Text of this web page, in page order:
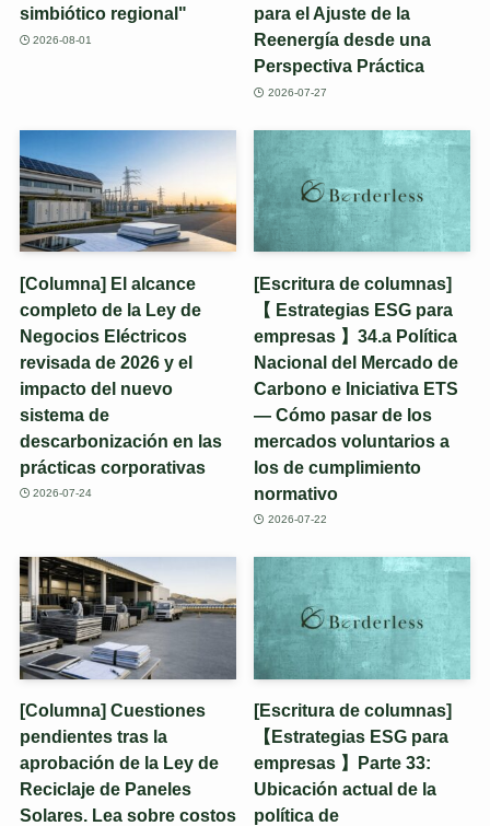
simbiótico regional"
2026-08-01
para el Ajuste de la
Reenergía desde una
Perspectiva Práctica
2026-07-27
[Columna] El alcance
completo de la Ley de
Negocios Eléctricos
revisada de 2026 y el
impacto del nuevo
sistema de
descarbonización en las
prácticas corporativas
2026-07-24
[Escritura de columnas]
【 Estrategias ESG para
empresas 】34.a Política
Nacional del Mercado de
Carbono e Iniciativa ETS
— Cómo pasar de los
mercados voluntarios a
los de cumplimiento
normativo
2026-07-22
[Columna] Cuestiones
pendientes tras la
aprobación de la Ley de
Reciclaje de Paneles
Solares. Lea sobre costos
[Escritura de columnas]
【Estrategias ESG para
empresas 】Parte 33:
Ubicación actual de la
política de